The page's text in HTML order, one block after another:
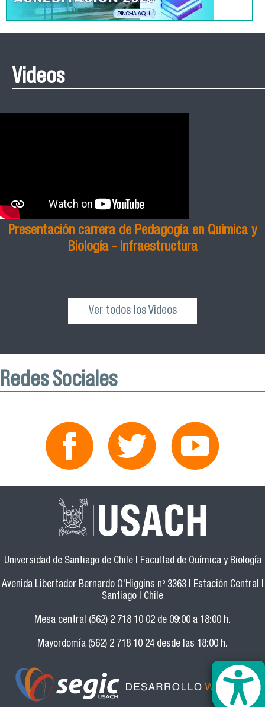
Videos
Presentación carrera de Pedagogía en Química y
Biología - Infraestructura
Ver todos los Videos
Redes Sociales
Universidad de Santiago de Chile | Facultad de Química y Biología
Avenida Libertador Bernardo O'Higgins nº 3363 | Estación Central |
Santiago | Chile
Mesa central (562) 2 718 10 02 de 09:00 a 18:00 h.
Mayordomía (562) 2 718 10 24 desde las 18:00 h.